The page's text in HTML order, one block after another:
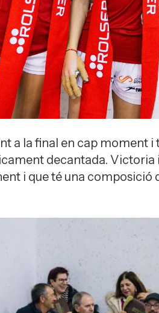
a la final en cap moment i
decantada. Victoria
i que té una composició